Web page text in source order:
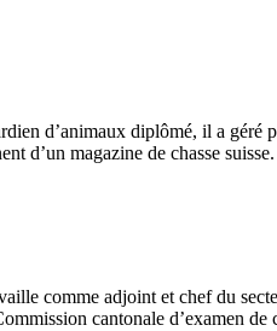
d’animaux diplômé, il a géré
d’un magazine de chasse suisse.
comme adjoint et chef du
cantonale d’examen de